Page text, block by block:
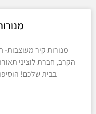
מנורות קיר
הקרב, חברת לוציני
בבית שלכם!